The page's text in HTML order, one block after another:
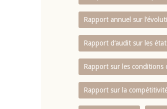
Rapport annuel sur
Rapport d‘audit sur les
Rapport sur les conditions
Rapport sur la